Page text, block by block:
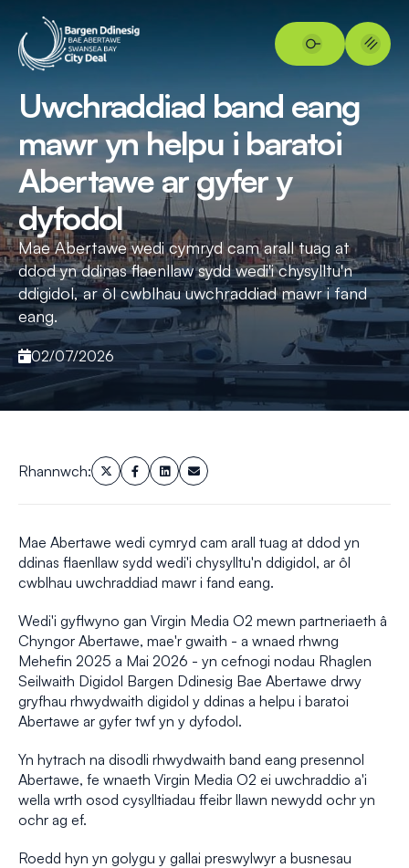
Uwchraddiad band eang
mawr yn helpu i baratoi
Abertawe ar gyfer y
dyfodol
Mae Abertawe wedi cymryd cam arall tuag at
ddod yn ddinas flaenllaw sydd wedi'i chysylltu'n
ddigidol, ar ôl cwblhau uwchraddiad mawr i fand
eang.
02/07/2026
Rhannwch:
Mae Abertawe wedi cymryd cam arall tuag at ddod yn
ddinas flaenllaw sydd wedi'i chysylltu'n ddigidol, ar ôl
cwblhau uwchraddiad mawr i fand eang.
Wedi'i gyflwyno gan Virgin Media O2 mewn partneriaeth â
Chyngor Abertawe, mae'r gwaith - a wnaed rhwng
Mehefin 2025 a Mai 2026 - yn cefnogi nodau Rhaglen
Seilwaith Digidol Bargen Ddinesig Bae Abertawe drwy
gryfhau rhwydwaith digidol y ddinas a helpu i baratoi
Abertawe ar gyfer twf yn y dyfodol.
Yn hytrach na disodli rhwydwaith band eang presennol
Abertawe, fe wnaeth Virgin Media O2 ei uwchraddio a'i
wella wrth osod cysylltiadau ffeibr llawn newydd ochr yn
ochr ag ef.
Roedd hyn yn golygu y gallai preswylwyr a busnesau